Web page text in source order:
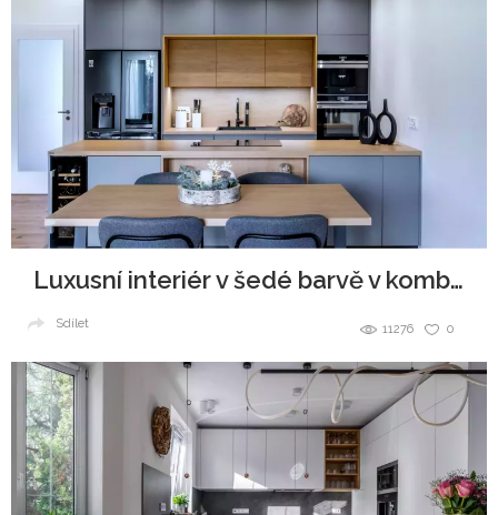
Luxusní interiér v šedé barvě v kombinaci se dřevem
0
11276
Sdílet